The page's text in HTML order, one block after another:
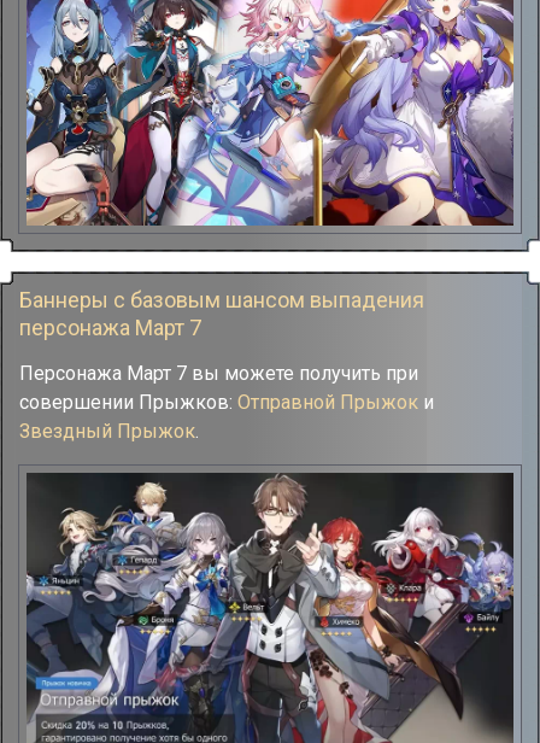
Баннеры с базовым шансом выпадения
персонажа Март 7
Персонажа Март 7 вы можете получить при
совершении Прыжков: Отправной Прыжок и
Звездный Прыжок.